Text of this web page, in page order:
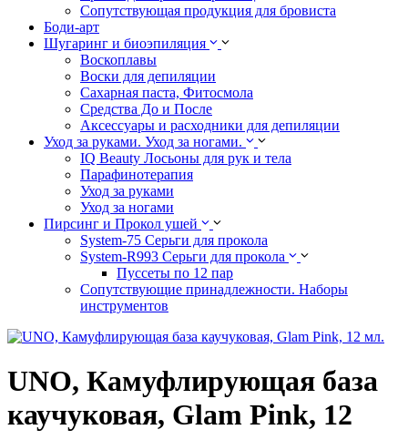
Сопутствующая продукция для бровиста
Боди-арт
Шугаринг и биоэпиляция
Воскоплавы
Воски для депиляции
Сахарная паста, Фитосмола
Средства До и После
Аксессуары и расходники для депиляции
Уход за руками. Уход за ногами.
IQ Beauty Лосьоны для рук и тела
Парафинотерапия
Уход за руками
Уход за ногами
Пирсинг и Прокол ушей
System-75 Серьги для прокола
System-R993 Серьги для прокола
Пуссеты по 12 пар
Cопутствующие принадлежности. Наборы
инструментов
UNO, Камуфлирующая база
каучуковая, Glam Pink, 12